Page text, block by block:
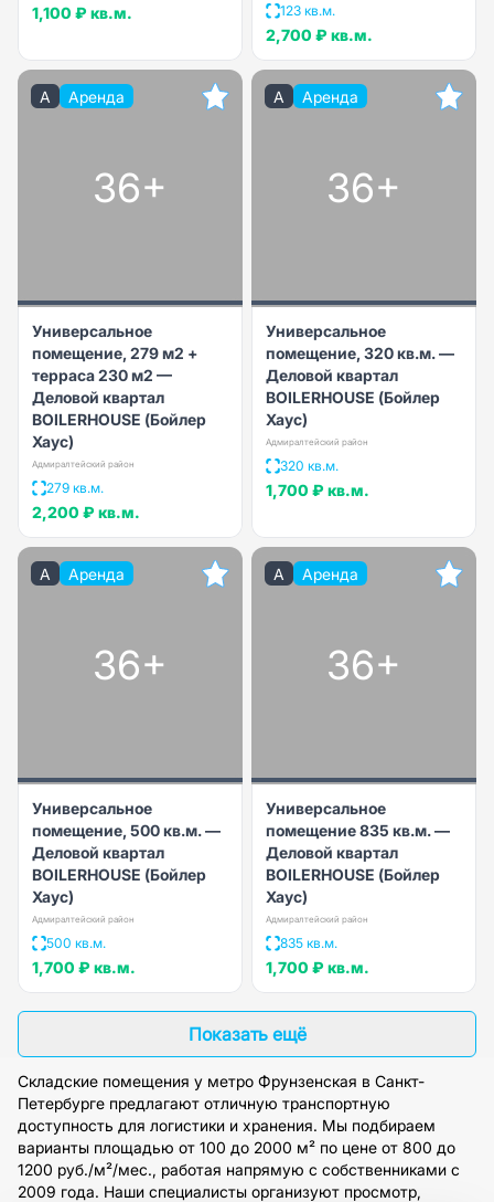
1,100 ₽ кв.м. 123 кв.м.
2,700 ₽ кв.м.
A Аренда
36+
Универсальное
помещение, 279 м2 +
терраса 230 м2 —
Деловой квартал
BOILERHOUSE (Бойлер
Хаус)
Адмиралтейский район
279 кв.м.
2,200 ₽ кв.м.
A Аренда
36+
Универсальное
помещение, 320 кв.м. —
Деловой квартал
BOILERHOUSE (Бойлер
Хаус)
Адмиралтейский район
320 кв.м.
1,700 ₽ кв.м.
A Аренда
36+
Универсальное
помещение, 500 кв.м. —
Деловой квартал
BOILERHOUSE (Бойлер
Хаус)
Адмиралтейский район
500 кв.м.
1,700 ₽ кв.м.
A Аренда
36+
Универсальное
помещение 835 кв.м. —
Деловой квартал
BOILERHOUSE (Бойлер
Хаус)
Адмиралтейский район
835 кв.м.
1,700 ₽ кв.м.
Показать ещё
Складские помещения у метро Фрунзенская в Санкт-
Петербурге предлагают отличную транспортную
доступность для логистики и хранения. Мы подбираем
варианты площадью от 100 до 2000 м² по цене от 800 до
1200 руб./м²/мес., работая напрямую с собственниками с
2009 года. Наши специалисты организуют просмотр,